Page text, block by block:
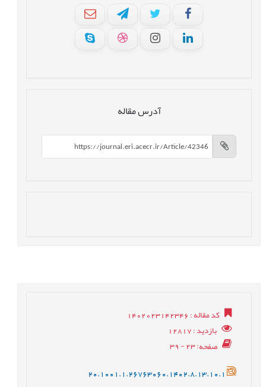
آدرس مقاله
کد مقاله: 1402023142346
بازدید: 12817
صفحه: 23 - 39
20.1001.1.26763060.1402.8.13.10.1